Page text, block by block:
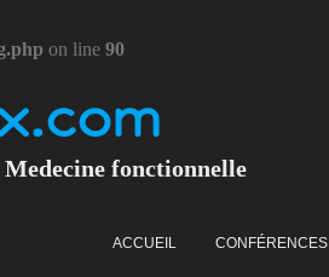
on line 90
fonctionnelle
ACCUEIL CONFÉRENCES